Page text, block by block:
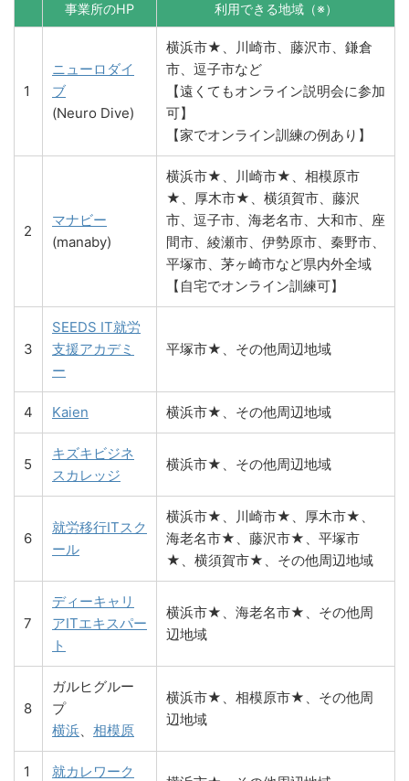
事業所のHP 利用できる地域（※）
1
ニューロダイ
ブ
(Neuro Dive)
横浜市★、川崎市、藤沢市、鎌倉
市、逗子市など
【遠くてもオンライン説明会に参加
可】
【家でオンライン訓練の例あり】
2
マナビー
(manaby)
横浜市★、川崎市★、相模原市
★、厚木市★、横須賀市、藤沢
市、逗子市、海老名市、大和市、座
間市、綾瀬市、伊勢原市、秦野市、
平塚市、茅ヶ崎市など県内外全域
【自宅でオンライン訓練可】
3
SEEDS IT就労
支援アカデミ
ー
平塚市★、その他周辺地域
4 Kaien 横浜市★、その他周辺地域
5
キズキビジネ
スカレッジ
横浜市★、その他周辺地域
6
就労移行ITスク
ール
横浜市★、川崎市★、厚木市★、
海老名市★、藤沢市★、平塚市
★、横須賀市★、その他周辺地域
7
ディーキャリ
アITエキスパー
ト
横浜市★、海老名市★、その他周
辺地域
8
ガルヒグルー
プ
横浜、 相模原
横浜市★、相模原市★、その他周
辺地域
1 就カレワーク